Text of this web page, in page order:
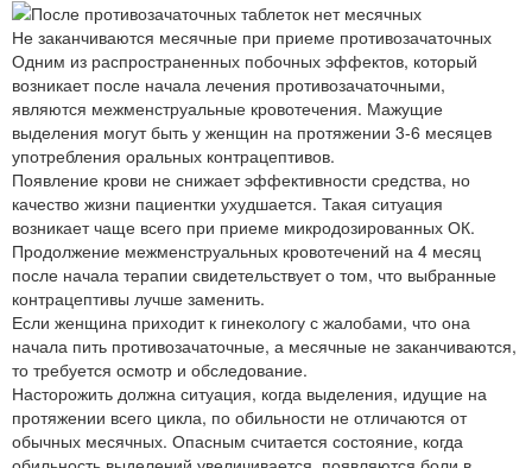
Не заканчиваются месячные при приеме противозачаточных
Одним из распространенных побочных эффектов, который
возникает после начала лечения противозачаточными,
являются межменструальные кровотечения. Мажущие
выделения могут быть у женщин на протяжении 3-6 месяцев
употребления оральных контрацептивов.
Появление крови не снижает эффективности средства, но
качество жизни пациентки ухудшается. Такая ситуация
возникает чаще всего при приеме микродозированных ОК.
Продолжение межменструальных кровотечений на 4 месяц
после начала терапии свидетельствует о том, что выбранные
контрацептивы лучше заменить.
Если женщина приходит к гинекологу с жалобами, что она
начала пить противозачаточные, а месячные не заканчиваются,
то требуется осмотр и обследование.
Насторожить должна ситуация, когда выделения, идущие на
протяжении всего цикла, по обильности не отличаются от
обычных месячных. Опасным считается состояние, когда